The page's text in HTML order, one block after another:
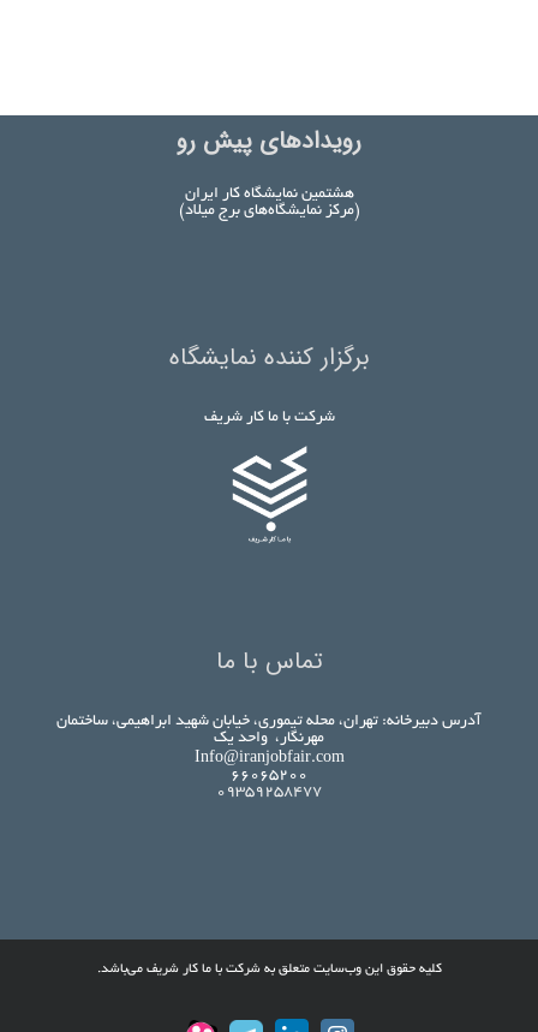
رویدادهای پیش رو
هشتمین نمایشگاه کار ایران
(مرکز نمایشگاه‌های برج میلاد)
برگزار کننده نمایشگاه
شرکت با ما کار شریف
تماس با ما
آدرس دبیرخانه: تهران، محله تیموری، خیابان شهید ابراهیمی، ساختمان
مهرنگار، واحد یک
Info@iranjobfair.com
۶۶۰۶۵۲۰۰
09359258477
کلیه حقوق این وب‌سایت متعلق به شرکت با ما کار شریف می‌باشد.